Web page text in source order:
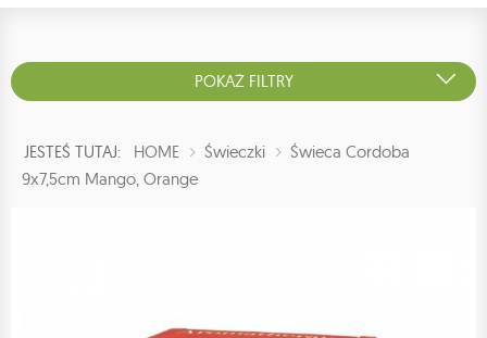
POKAŻ FILTRY
JESTEŚ TUTAJ: HOME Świeczki
Świeca Cordoba
9x7,5cm Mango, Orange